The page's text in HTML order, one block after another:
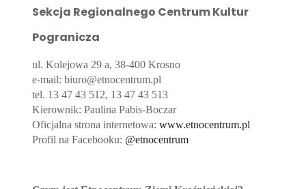
Sekcja Regionalnego Centrum Kultur
Pogranicza
ul. Kolejowa 29 a, 38-400 Krosno
e-mail: biuro@etnocentrum.pl
tel. 13 47 43 512, 13 47 43 513
Kierownik: Paulina Pabis-Boczar
Oficjalna strona internetowa: www.etnocentrum.pl
Profil na Facebooku: @etnocentrum